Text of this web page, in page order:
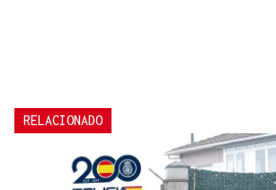
RELACIONADO